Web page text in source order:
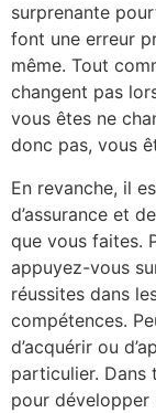
surprenante
font une erreur
même. Tout
changent pas
vous êtes ne
donc pas, vous
En revanche, il
d’assurance et
que vous faites.
appuyez-vous
réussites dans
compétences.
d’acquérir ou
particulier. Dans
pour développer